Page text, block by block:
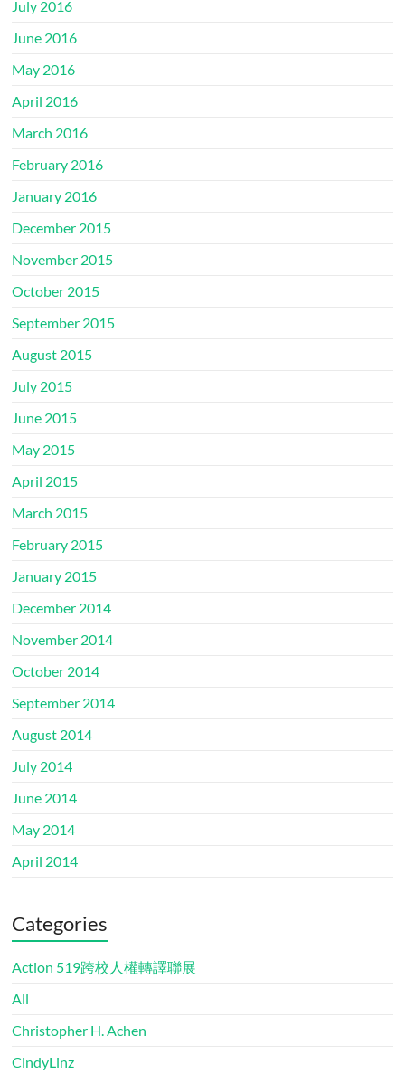
July 2016
June 2016
May 2016
April 2016
March 2016
February 2016
January 2016
December 2015
November 2015
October 2015
September 2015
August 2015
July 2015
June 2015
May 2015
April 2015
March 2015
February 2015
January 2015
December 2014
November 2014
October 2014
September 2014
August 2014
July 2014
June 2014
May 2014
April 2014
Categories
Action 519跨校人權轉譯聯展
All
Christopher H. Achen
CindyLinz